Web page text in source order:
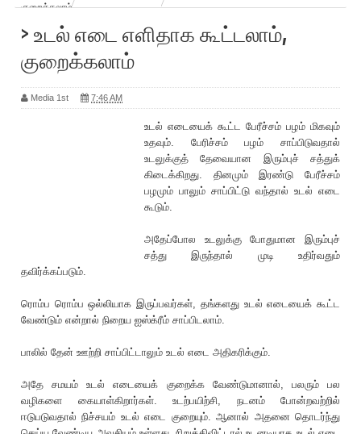
குறைக்கலாம்
> உடல் எடை எளிதாக கூட்டலாம்,
குறைக்கலாம்
Media 1st 7:46 AM
உடல் எடையைக் கூட்ட பேரீச்சம் பழம் மிகவும்
உதவும். பேரிச்சம் பழம் சாப்பிடுவதால்
உடலுக்குத் தேவையான இரும்புச் சத்துக்
கிடைக்கிறது. தினமும் இரண்டு பேரீச்சம்
பழமும் பாலும் சாப்பிட்டு வந்தால் உடல் எடை
கூடும்.
அதேப்போல உடலுக்கு போதுமான இரும்புச்
சத்து இருந்தால் முடி உதிர்வதும்
தவிர்க்கப்படும்.
ரொம்ப ரொம்ப ஒல்லியாக இருப்பவர்கள், தங்களது உடல் எடையைக் கூட்ட
வேண்டும் என்றால் நிறைய ஐஸ்க்ரீம் சாப்பிடலாம்.
பாலில் தேன் ஊற்றி சாப்பிட்டாலும் உடல் எடை அதிகரிக்கும்.
அதே சமயம் உடல் எடையைக் குறைக்க வேண்டுமானால், பலரும் பல
வழிகளை கையாள்கிறார்கள். உடற்பயிற்சி, நடனம் போன்றவற்றில்
ஈடுபடுவதால் நிச்சயம் உடல் எடை குறையும். ஆனால் அதனை தொடர்ந்து